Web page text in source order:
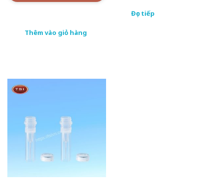
Thêm vào giỏ hàng
Đọc tiếp